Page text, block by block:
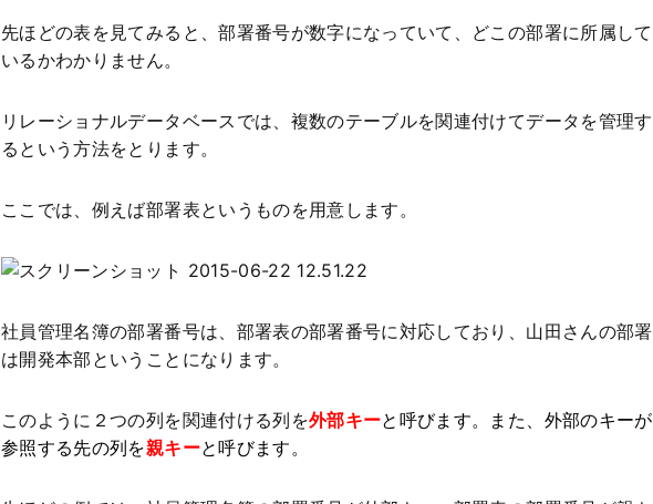
先ほどの表を見てみると、部署番号が数字になっていて、どこの部署に所属して
いるかわかりません。
リレーショナルデータベースでは、複数のテーブルを関連付けてデータを管理す
るという方法をとります。
ここでは、例えば部署表というものを用意します。
社員管理名簿の部署番号は、部署表の部署番号に対応しており、山田さんの部署
は開発本部ということになります。
このように２つの列を関連付ける列を外部キーと呼びます。また、外部のキーが
参照する先の列を親キーと呼びます。